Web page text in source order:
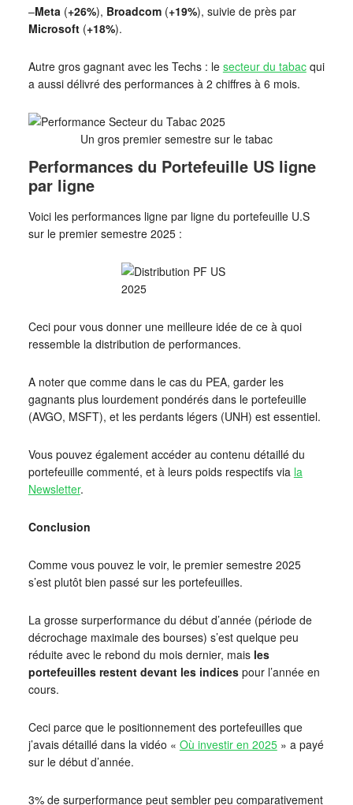
–Meta(+26%), Broadcom(+19%), suivie de près par
Microsoft(+18%).
Autre gros gagnant avec les Techs : le secteur du tabacqui
a aussi délivré des performances à 2 chiffres à 6 mois.
Un gros premier semestre sur le tabac
Performances du Portefeuille US ligne
par ligne
Voici les performances ligne par ligne du portefeuille U.S
sur le premier semestre 2025 :
Ceci pour vous donner une meilleure idée de ce à quoi
ressemble la distribution de performances.
A noter que comme dans le cas du PEA, garder les
gagnants plus lourdement pondérés dans le portefeuille
(AVGO, MSFT), et les perdants légers (UNH) est essentiel.
Vous pouvez également accéder au contenu détaillé du
portefeuille commenté, et à leurs poids respectifs via la
Newsletter.
Conclusion
Comme vous pouvez le voir, le premier semestre 2025
s’est plutôt bien passé sur les portefeuilles.
La grosse surperformance du début d’année (période de
décrochage maximale des bourses) s’est quelque peu
réduite avec le rebond du mois dernier, mais les
portefeuilles restent devant les indicespour l’année en
cours.
Ceci parce que le positionnement des portefeuilles que
j’avais détaillé dans la vidéo « Où investir en 2025» a payé
sur le début d’année.
3% de surperformance peut sembler peu comparativement